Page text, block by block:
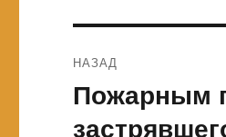
по
записям
НАЗАД
Предыдущая
Пожарным